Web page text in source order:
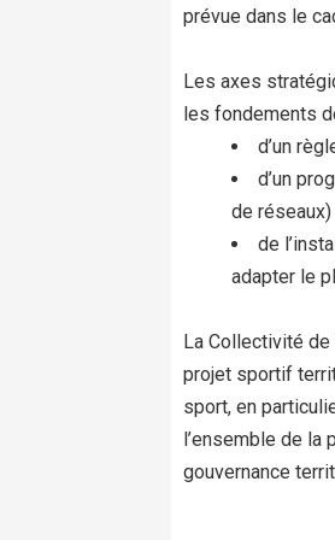
prévue dans le
Les axes
les fondements
d’un
d’un
de
de
adapter le
La Collectivité
projet sportif
sport, en
l’ensemble de la
gouvernance